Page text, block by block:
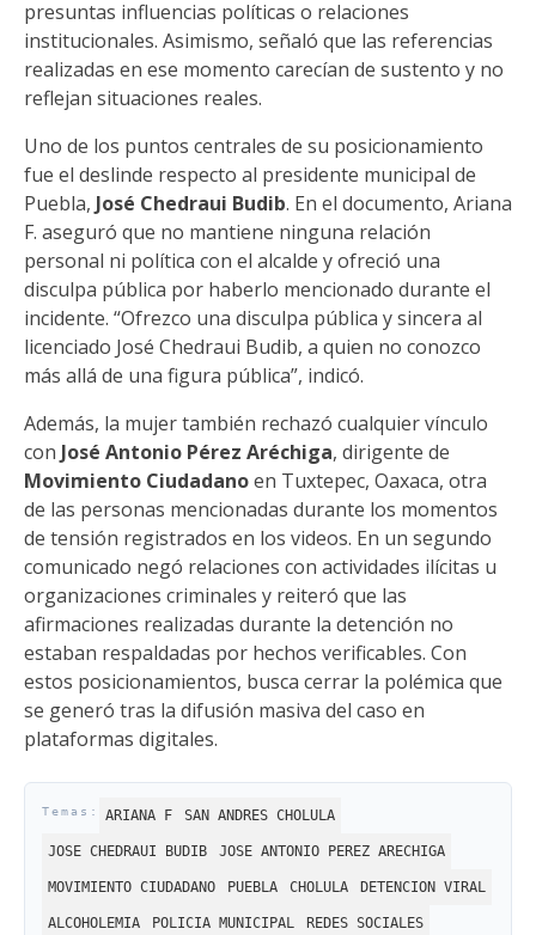
presuntas influencias políticas o relaciones
institucionales. Asimismo, señaló que las referencias
realizadas en ese momento carecían de sustento y no
reflejan situaciones reales.
Uno de los puntos centrales de su posicionamiento
fue el deslinde respecto al presidente municipal de
Puebla, José Chedraui Budib. En el documento, Ariana
F. aseguró que no mantiene ninguna relación
personal ni política con el alcalde y ofreció una
disculpa pública por haberlo mencionado durante el
incidente. “Ofrezco una disculpa pública y sincera al
licenciado José Chedraui Budib, a quien no conozco
más allá de una figura pública”, indicó.
Además, la mujer también rechazó cualquier vínculo
con José Antonio Pérez Aréchiga, dirigente de
Movimiento Ciudadanoen Tuxtepec, Oaxaca, otra
de las personas mencionadas durante los momentos
de tensión registrados en los videos. En un segundo
comunicado negó relaciones con actividades ilícitas u
organizaciones criminales y reiteró que las
afirmaciones realizadas durante la detención no
estaban respaldadas por hechos verificables. Con
estos posicionamientos, busca cerrar la polémica que
se generó tras la difusión masiva del caso en
plataformas digitales.
ARIANA F SAN ANDRES CHOLULA
JOSE CHEDRAUI BUDIB JOSE ANTONIO PEREZ ARECHIGA
MOVIMIENTO CIUDADANO PUEBLA CHOLULA DETENCION VIRAL
ALCOHOLEMIA POLICIA MUNICIPAL REDES SOCIALES